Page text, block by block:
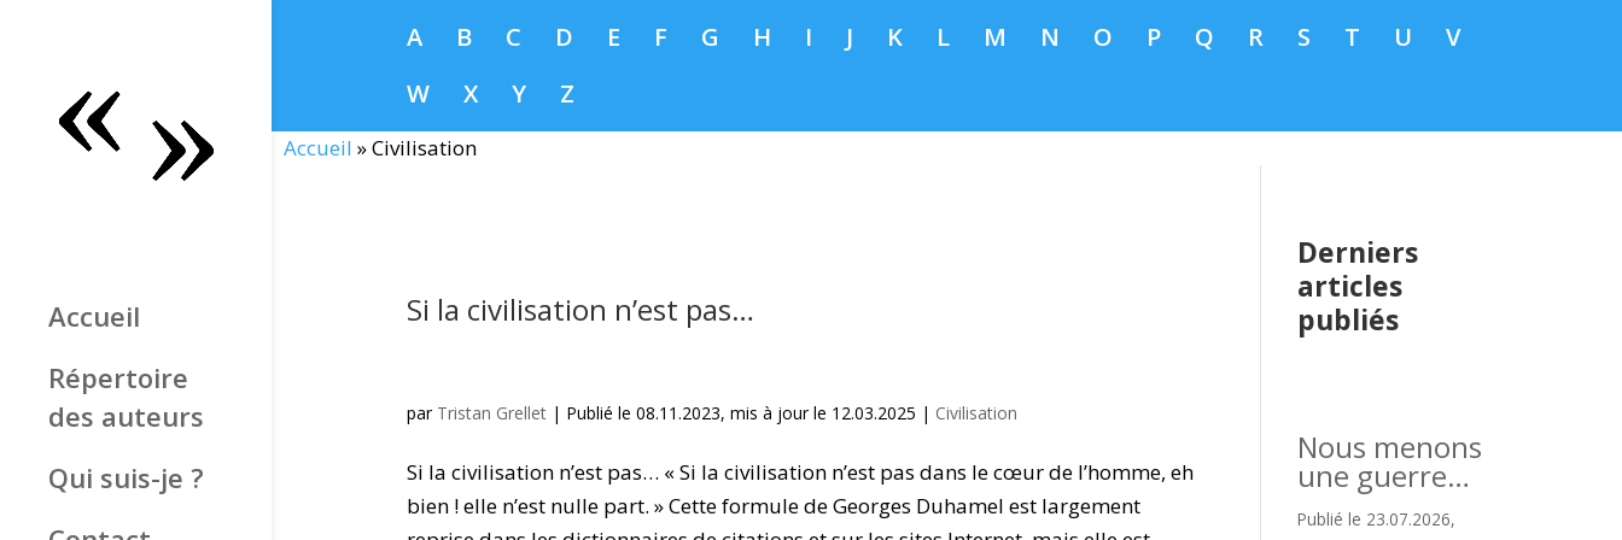
A B C D E F G H I J K L M N O P Q R S T U
V
W
X Y Z
Accueil
Répertoire
des auteurs
Qui suis-je ?
Accueil »Civilisation
Si la civilisation n’est pas…
par Tristan Grellet| Publié le 08.11.2023, mis à jour le 12.03.2025 | Civilisation
Si la civilisation n’est pas… « Si la civilisation n’est pas dans le cœur de l’homme, eh
bien ! elle n’est nulle part. » Cette formule de Georges Duhamel est largement
Derniers
articles
publiés
Nous menons
une guerre…
Publié le 23.07.2026,